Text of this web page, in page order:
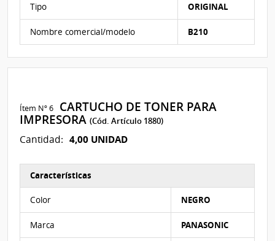
Tipo ORIGINAL
Nombre comercial/modelo B210
Ítem Nº 6
CARTUCHO DE TONER PARA
IMPRESORA(Cód. Artículo 1880)
Cantidad: 4,00 UNIDAD
Características
Color NEGRO
Marca PANASONIC